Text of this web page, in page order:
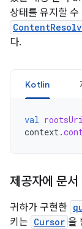
상태를 유지할 수
다.
Kotlin
val rootsUri
context.
제공자에 문서
귀하가 구현한
키는 Cursor 을